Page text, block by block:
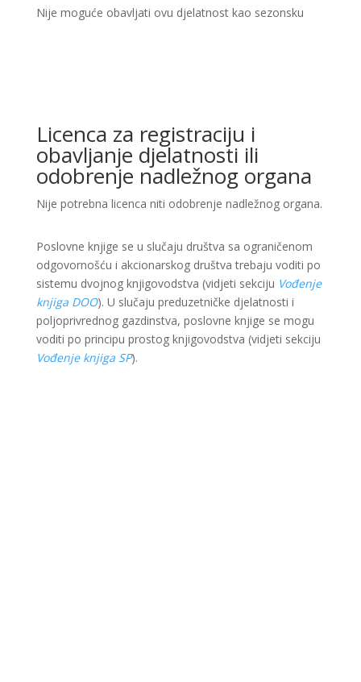
Nije moguće obavljati ovu djelatnost kao sezonsku
Licenca za registraciju i
obavljanje djelatnosti ili
odobrenje nadležnog organa
Nije potrebna licenca niti odobrenje nadležnog organa.
Poslovne knjige se u slučaju društva sa ograničenom
odgovornošću i akcionarskog društva trebaju voditi po
sistemu dvojnog knjigovodstva (vidjeti sekciju Vođenje
knjiga DOO). U slučaju preduzetničke djelatnosti i
poljoprivrednog gazdinstva, poslovne knjige se mogu
voditi po principu prostog knjigovodstva (vidjeti sekciju
Vođenje knjiga SP).